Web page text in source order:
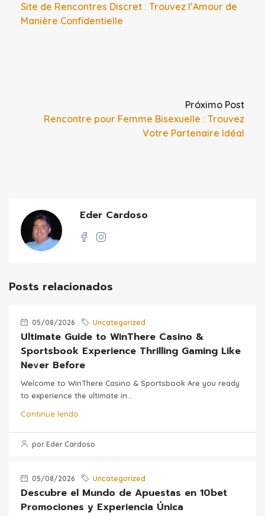
Site de Rencontres Discret : Trouvez l’Amour de
Manière Confidentielle
Próximo Post
Rencontre pour Femme Bisexuelle : Trouvez
Votre Partenaire Idéal
Eder Cardoso
Posts relacionados
05/08/2026 Uncategorized
Ultimate Guide to WinThere Casino &
Sportsbook Experience Thrilling Gaming Like
Never Before
Welcome to WinThere Casino & Sportsbook Are you ready
to experience the ultimate in...
Continue lendo
por Eder Cardoso
05/08/2026 Uncategorized
Descubre el Mundo de Apuestas en 10bet
Promociones y Experiencia Única